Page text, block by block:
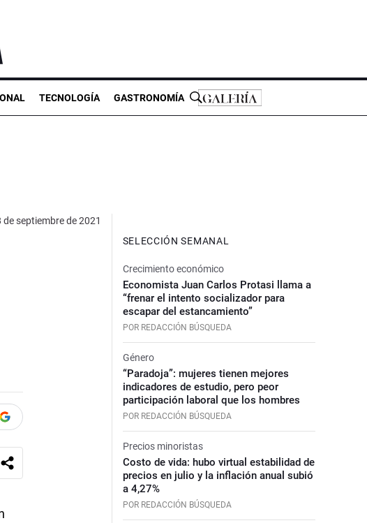
TECNOLOGÍA GASTRONOMÍA
de septiembre de 2021
SELECCIÓN SEMANAL
Crecimiento económico
Economista Juan Carlos Protasi llama a
“frenar el intento socializador para
escapar del estancamiento”
POR REDACCIÓN BÚSQUEDA
Género
“Paradoja”: mujeres tienen mejores
indicadores de estudio, pero peor
participación laboral que los hombres
POR REDACCIÓN BÚSQUEDA
Precios minoristas
Costo de vida: hubo virtual estabilidad de
precios en julio y la inflación anual subió
a 4,27%
POR REDACCIÓN BÚSQUEDA